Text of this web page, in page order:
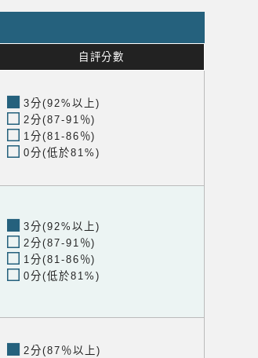
自評分數
3分(92%以上)
2分(87-91％)
1分(81-86％)
0分(低於81%)
3分(92%以上)
2分(87-91％)
1分(81-86％)
0分(低於81%)
2分(87％以上)